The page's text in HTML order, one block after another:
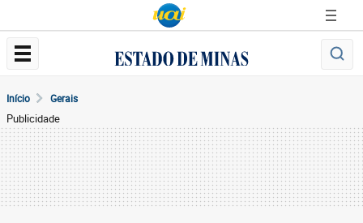
Início Gerais
Publicidade